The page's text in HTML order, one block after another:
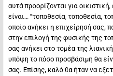
αυτά προορίζονται για
είναι… “τοποθεσία, τοποθεσία,
οποίο ανήκει η επιχείρησή σας,
στην επιλογή της φυσικής της
σας ανήκει στο τομέα της
υπόψη το πόσο προσβάσιμη θα
σας. Επίσης, καλό θα ήταν να